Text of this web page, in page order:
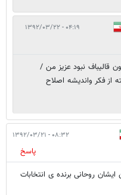
۰۴:۱۹ - ۱۳۹۲/۰۳/۲۲
قالیباف نبود عزیز من /
از فکر واندیشه اصلاح
۰۸:۳۲ - ۱۳۹۲/۰۳/۲۱
پاسخ
روحانی برنده ی انتخابات